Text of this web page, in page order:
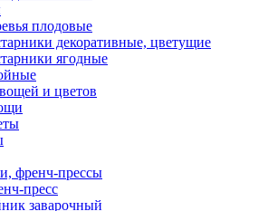
плодовые
декоративные, цветущие
ягодные
и цветов
френч-прессы
пресс
заварочный